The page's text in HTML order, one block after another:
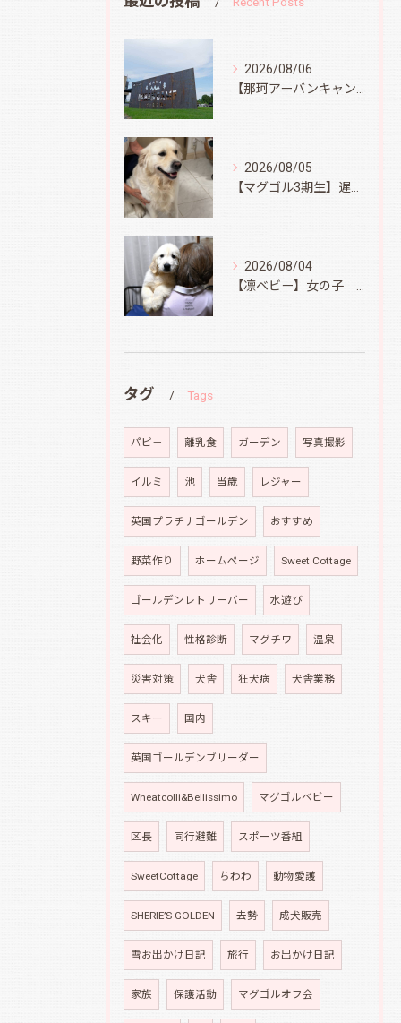
2026/08/06
2026/08/05
2026/08/04
タグ Tags
パピ－ 離乳食 ガーデン 写真撮影
イルミ 池 当歳 レジャー
英国プラチナゴールデン おすすめ
野菜作り ホームページ Sweet Cottage
ゴールデンレトリーバー 水遊び
社会化 性格診断 マグチワ 温泉
災害対策 犬舎 狂犬病 犬舎業務
スキー 国内
英国ゴールデンブリーダー
Wheatcolli&Bellissimo マグゴルベビー
区長 同行避難 スポーツ番組
SweetCottage ちわわ 動物愛護
SHERIE’S GOLDEN 去勢 成犬販売
雪お出かけ日記 旅行 お出かけ日記
家族 保護活動 マグゴルオフ会